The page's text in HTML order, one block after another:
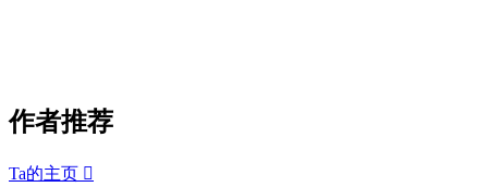
作者推荐
Ta的主页 